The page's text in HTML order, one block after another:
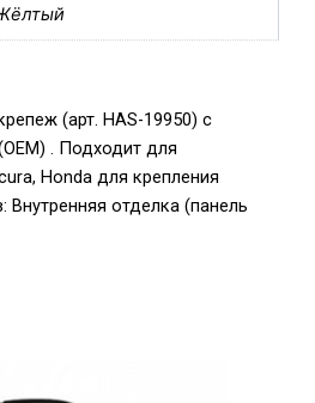
(арт. HAS-19950) с
. Подходит для
Honda для крепления
отделка (панель